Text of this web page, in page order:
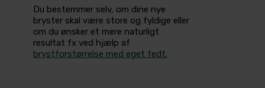
Du bestemmer selv, om dine nye
bryster skal være store og fyldige eller
om du ønsker et mere naturligt
resultat fx ved hjælp af
brystforstørrelse med eget fedt.